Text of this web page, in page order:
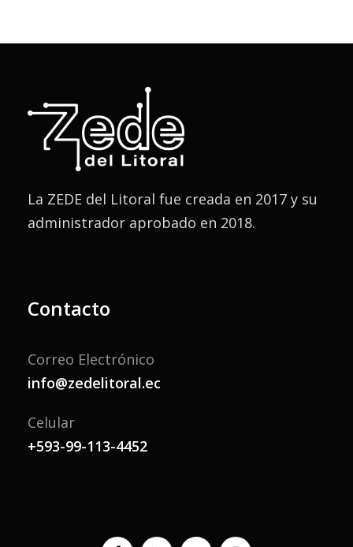
La ZEDE del Litoral fue creada en 2017 y su
administrador aprobado en 2018.
Contacto
Correo Electrónico
info@zedelitoral.ec
Celular
+593-99-113-4452